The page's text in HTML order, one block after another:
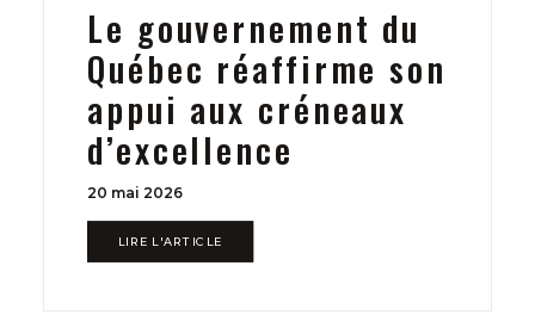
Le gouvernement du
Québec réaffirme son
appui aux créneaux
d’excellence
20 mai 2026
LIRE L'ARTICLE